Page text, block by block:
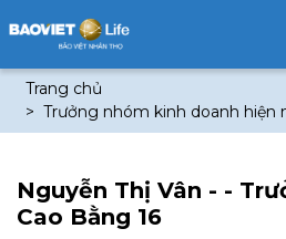
Trang chủ
Trưởng nhóm kinh doanh hiện
Nguyễn Thị Vân - -
Cao Bằng 16